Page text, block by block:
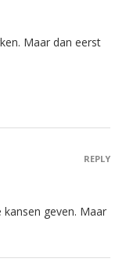
Maar dan eerst
geven. Maar
REPLY